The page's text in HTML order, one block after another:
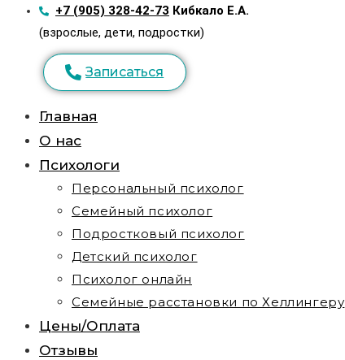
+7 (905) 328-42-73 Кибкало Е.А.
(взрослые, дети, подростки)
Записаться
Главная
О нас
Психологи
Персональный психолог
Семейный психолог
Подростковый психолог
Детский психолог
Психолог онлайн
Семейные расстановки по Хеллингеру
Цены/Оплата
Отзывы